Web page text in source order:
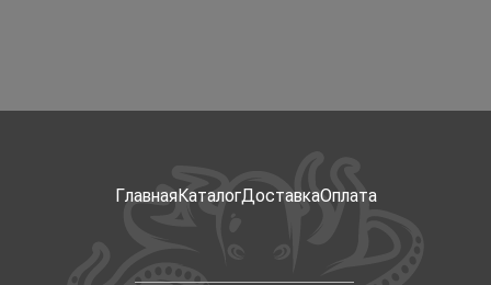
ГлавнаяКаталогДоставкаОплата